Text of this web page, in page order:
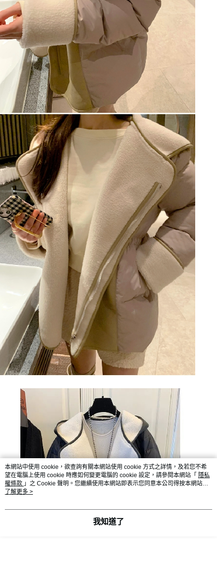
本網站中使用 cookie，欲查詢有關本網站使用 cookie 方式之詳情，及若您不希
望在電腦上使用 cookie 時應如何變更電腦的 cookie 設定，請參閱本網站「 隱私
權條款 」之 Cookie 聲明。您繼續使用本網站即表示您同意本公司得按本網站使
用條款之 Cookie 聲明使用 cookie。
了解更多 >
我知道了